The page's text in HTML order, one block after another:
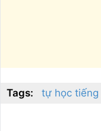
Tags: tự học tiếng